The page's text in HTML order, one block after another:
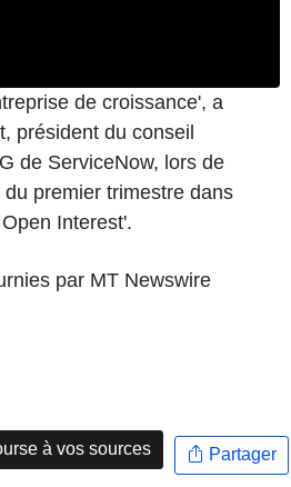
de croissance', a
président du conseil
de ServiceNow, lors de
premier trimestre dans
Interest'.
par MT Newswire
à vos sources Partager